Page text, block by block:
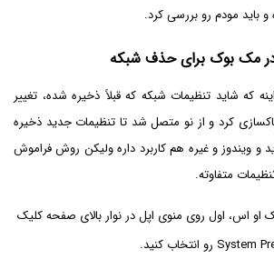
باید مودم رو بررسی کرد.
مک بوک برای حذف شبکه
که شاید تنظیمات شبکه که قبلاً ذخیره شده، تغییر
کرد و از نو متصل شد تا تنظیمات جدید ذخیره
و ویندوز و غیره هم کاربرد داره ولیکن روش فراموش
اس، اول روی منوی اپل در نوار بالای صفحه کلیک